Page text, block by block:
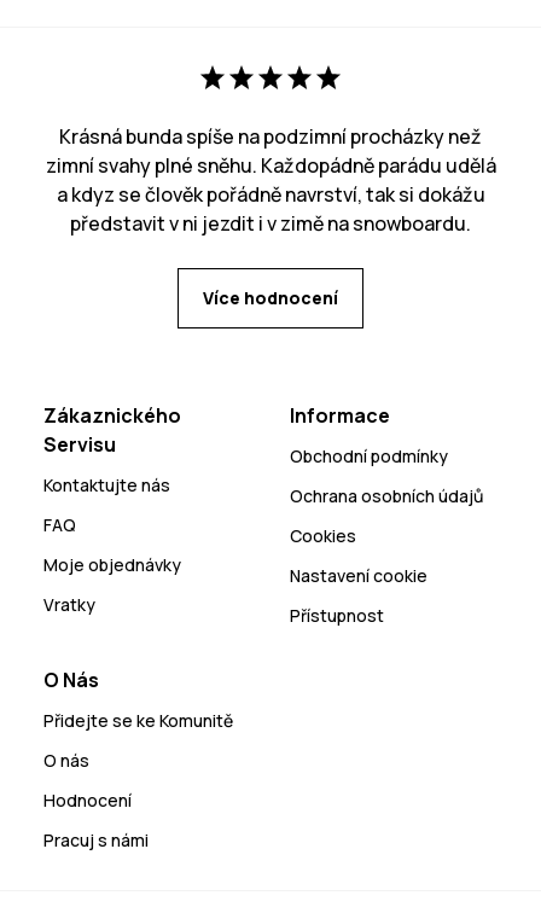
Krásná bunda spíše na podzimní procházky než
zimní svahy plné sněhu. Každopádně parádu udělá
a kdyz se člověk pořádně navrství, tak si dokážu
představit v ni jezdit i v zimě na snowboardu.
Více hodnocení
Zákaznického
Servisu
Kontaktujte nás
FAQ
Moje objednávky
Vratky
Informace
Obchodní podmínky
Ochrana osobních údajů
Cookies
Nastavení cookie
Přístupnost
O Nás
Přidejte se ke Komunitě
O nás
Hodnocení
Pracuj s námi